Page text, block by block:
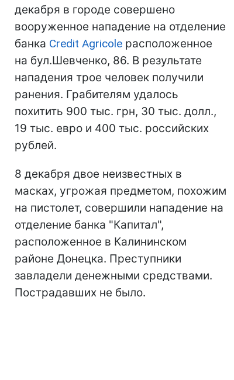
декабря в городе совершено
вооруженное нападение на отделение
банка Credit Agricole расположенное
на бул.Шевченко, 86. В результате
нападения трое человек получили
ранения. Грабителям удалось
похитить 900 тыс. грн, 30 тыс. долл.,
19 тыс. евро и 400 тыс. российских
рублей.
8 декабря двое неизвестных в
масках, угрожая предметом, похожим
на пистолет, совершили нападение на
отделение банка "Капитал",
расположенное в Калининском
районе Донецка. Преступники
завладели денежными средствами.
Пострадавших не было.